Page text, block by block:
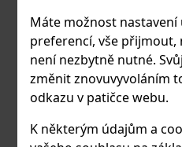
Máte možnost
preferencí, vše přijmout,
není nezbytně nutné.
změnit znovuvyvoláním
odkazu v patičce webu.
K některým údajům a
Difference Soft Foaming
speciálně formulován pro
make-upu, nečistot a dalších částic,
během dne. Jeho vyvážené pH a